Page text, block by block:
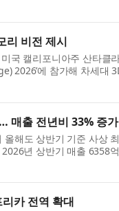
기 전략과 실행 로드맵을
리 비전 제시
국 캘리포니아주 산타클
2026’에 참가해 차세대
최초로 공개하고, AI 시대
매출 전년비 33% 증가
해도 상반기 기준 사상
년 상반기 매출 6358
비 각각 32.8%, 16.5%
카 전역 확대